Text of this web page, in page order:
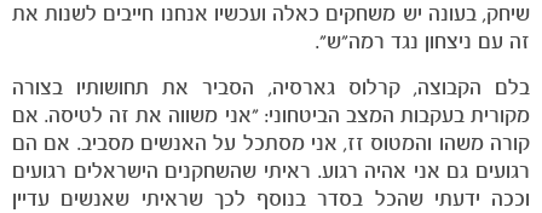
שיחק, בעונה יש משחקים כאלה ועכשיו אנחנו חייבים לשנות את
זה עם ניצחון נגד רמה"ש".
בלם הקבוצה, קרלוס גארסיה, הסביר את תחושותיו בצורה
מקורית בעקבות המצב הביטחוני: "אני משווה את זה לטיסה. אם
קורה משהו והמטוס זז, אני מסתכל על האנשים מסביב. אם הם
רגועים גם אני אהיה רגוע. ראיתי שהשחקנים הישראלים רגועים
וככה ידעתי שהכל בסדר בנוסף לכך שראיתי שאנשים עדיין